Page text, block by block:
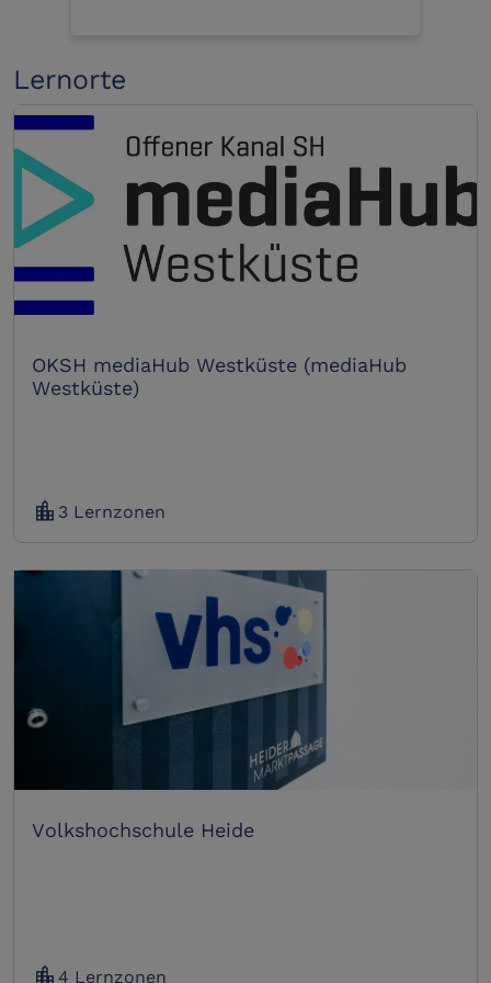
Lernorte
OKSH mediaHub Westküste (mediaHub
Westküste)
location_city 3 Lernzonen
Volkshochschule Heide
4 Lernzonen